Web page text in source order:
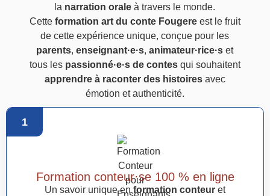
la narration orale à travers le monde.
Cette formation art du conte Fougereest le fruit
de cette expérience unique, conçue pour les
parents,enseignant·e·s,animateur·rice·s et
tous les passionné·e·s de contesqui souhaitent
apprendre à raconter des histoiresavec
émotion et authenticité.
1
Formation conteur·se 100 % en ligne
Un savoir unique en formation conteur et